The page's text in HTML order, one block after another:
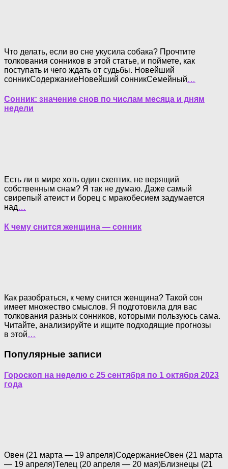
Что делать, если во сне укусила собака? Прочтите
толкования сонников в этой статье, и поймете, как
поступать и чего ждать от судьбы. Новейший
сонникСодержаниеНовейший сонникСемейный…
Сонник: значение снов по числам месяца и дням
недели
Есть ли в мире хоть один скептик, не верящий
собственным снам? Я так не думаю. Даже самый
свирепый атеист и борец с мракобесием задумается
над…
К чему снится женщина — сонник
Как разобраться, к чему снится женщина? Такой сон
имеет множество смыслов. Я подготовила для вас
толкования разных сонников, которыми пользуюсь сама.
Читайте, анализируйте и ищите подходящие прогнозы
в этой…
Популярные записи
Гороскоп на неделю с 25 сентября по 1 октября 2023
года
Овен (21 марта — 19 апреля)СодержаниеОвен (21 марта
— 19 апреля)Телец (20 апреля — 20 мая)Близнецы (21